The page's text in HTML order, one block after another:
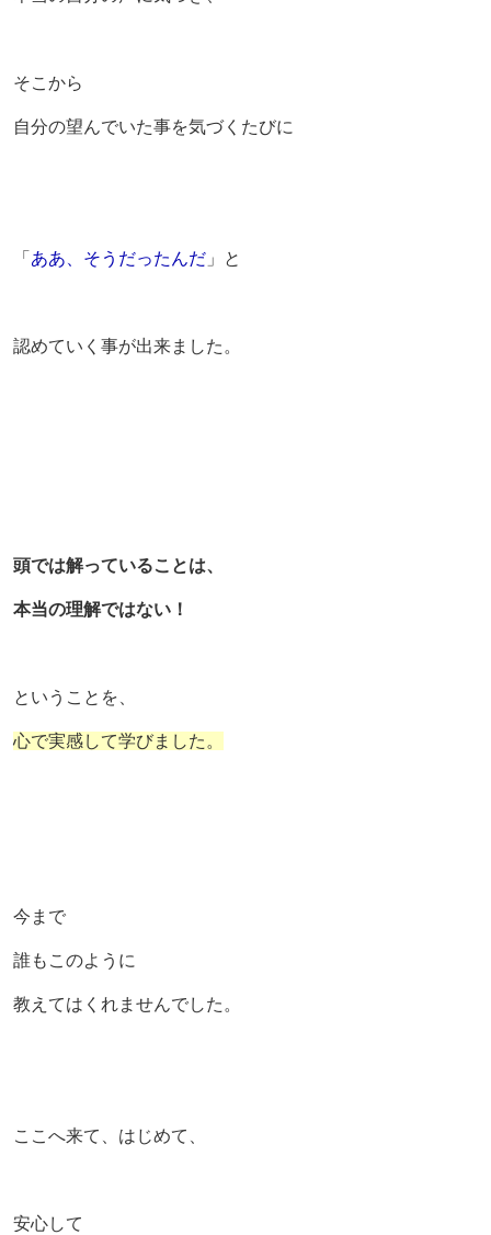
そこから
自分の望んでいた事を気づくたびに
「 ああ、そうだったんだ 」と
認めていく事が出来ました。
頭では解っていることは、
本当の理解ではない！
ということを、
心で実感して学びました。
今まで
誰もこのように
教えてはくれませんでした。
ここへ来て、はじめて、
安心して